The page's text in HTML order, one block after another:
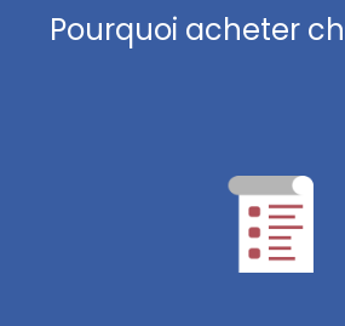
Pourquoi acheter